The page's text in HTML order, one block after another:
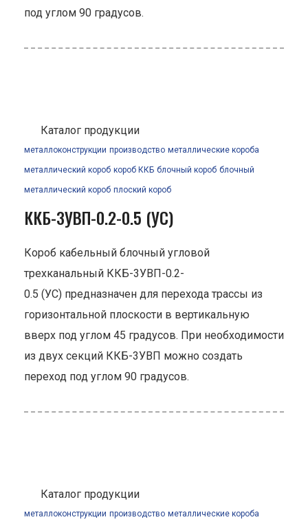
под углом 90 градусов.
Каталог продукции
металлоконструкции производство металлические короба
металлический короб короб ККБ блочный короб блочный
металлический короб плоский короб
ККБ-3УВП-0.2-0.5 (УС)
Короб кабельный блочный угловой
трехканальный ККБ-3УВП-0.2-
0.5 (УС) предназначен для перехода трассы из
горизонтальной плоскости в вертикальную
вверх под углом 45 градусов. При необходимости
из двух секций ККБ-3УВП можно создать
переход под углом 90 градусов.
Каталог продукции
металлоконструкции производство металлические короба